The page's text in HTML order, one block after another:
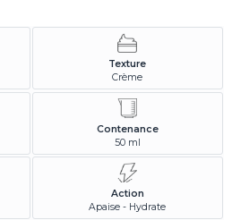
Texture
Crème
Contenance
50 ml
Action
Apaise - Hydrate